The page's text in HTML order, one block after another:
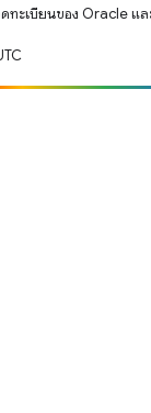
ทะเบียนของ Oracle แ